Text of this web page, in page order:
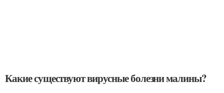
Какие существуют вирусные болезни малины?